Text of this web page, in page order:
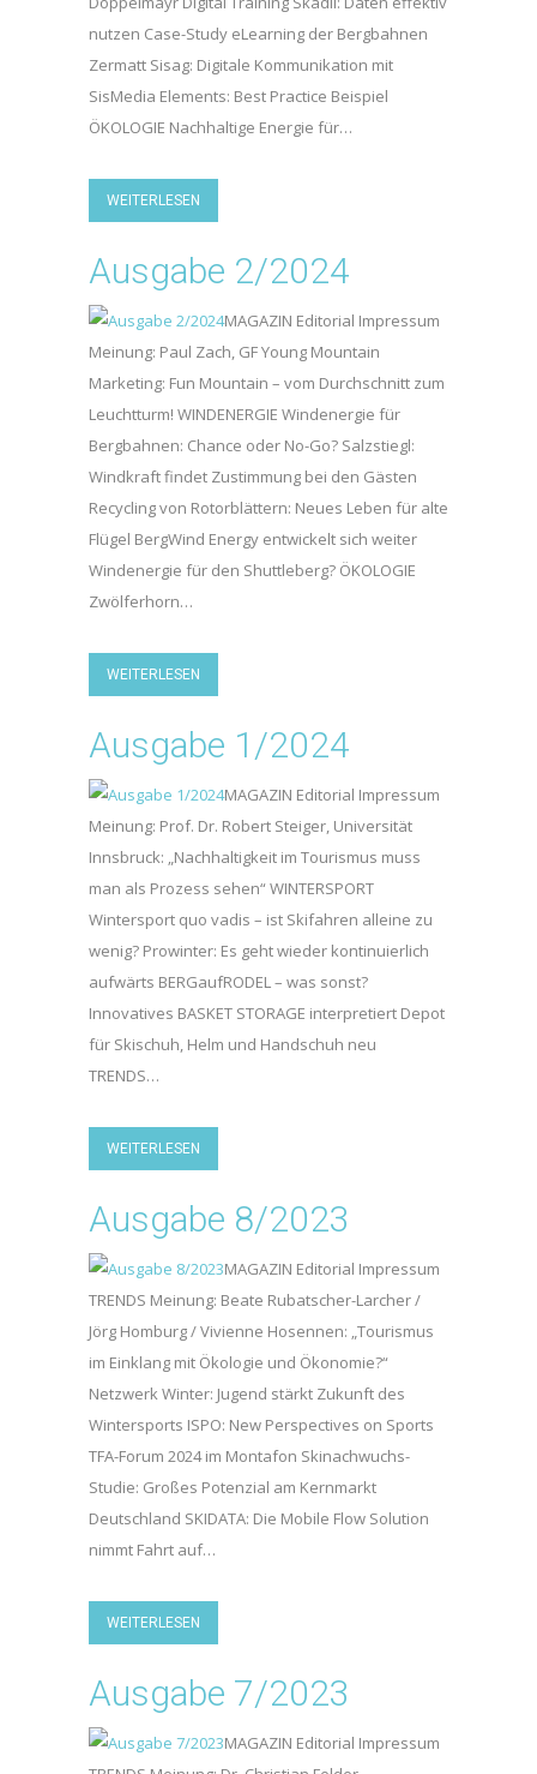
nutzen Case-Study eLearning der Bergbahnen
Zermatt Sisag: Digitale Kommunikation mit
SisMedia Elements: Best Practice Beispiel
ÖKOLOGIE Nachhaltige Energie für…
WEITERLESEN
Ausgabe 2/2024
MAGAZIN Editorial Impressum
Meinung: Paul Zach, GF Young Mountain
Marketing: Fun Mountain – vom Durchschnitt zum
Leuchtturm! WINDENERGIE Windenergie für
Bergbahnen: Chance oder No-Go? Salzstiegl:
Windkraft findet Zustimmung bei den Gästen
Recycling von Rotorblättern: Neues Leben für alte
Flügel BergWind Energy entwickelt sich weiter
Windenergie für den Shuttleberg? ÖKOLOGIE
Zwölferhorn…
WEITERLESEN
Ausgabe 1/2024
MAGAZIN Editorial Impressum
Meinung: Prof. Dr. Robert Steiger, Universität
Innsbruck: „Nachhaltigkeit im Tourismus muss
man als Prozess sehen“ WINTERSPORT
Wintersport quo vadis – ist Skifahren alleine zu
wenig? Prowinter: Es geht wieder kontinuierlich
aufwärts BERGaufRODEL – was sonst?
Innovatives BASKET STORAGE interpretiert Depot
für Skischuh, Helm und Handschuh neu
TRENDS…
WEITERLESEN
Ausgabe 8/2023
MAGAZIN Editorial Impressum
TRENDS Meinung: Beate Rubatscher-Larcher /
Jörg Homburg / Vivienne Hosennen: „Tourismus
im Einklang mit Ökologie und Ökonomie?“
Netzwerk Winter: Jugend stärkt Zukunft des
Wintersports ISPO: New Perspectives on Sports
TFA-Forum 2024 im Montafon Skinachwuchs-
Studie: Großes Potenzial am Kernmarkt
Deutschland SKIDATA: Die Mobile Flow Solution
nimmt Fahrt auf…
WEITERLESEN
Ausgabe 7/2023
MAGAZIN Editorial Impressum